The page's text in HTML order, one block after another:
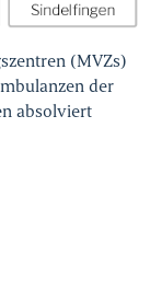
(MVZs)
der
absolviert